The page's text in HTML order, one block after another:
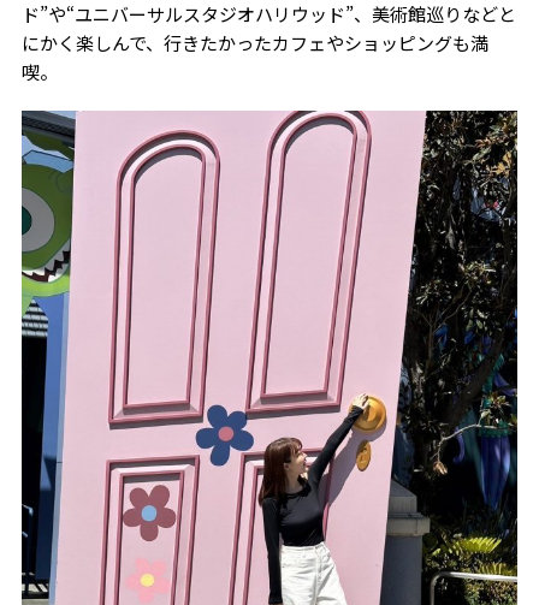
ド”や“ユニバーサルスタジオハリウッド”、美術館巡りなどと
にかく楽しんで、行きたかったカフェやショッピングも満
喫。